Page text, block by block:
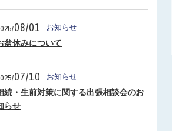
記事
記事
08/01 お知らせ
盆休みについて
07/10 お知らせ
続・生前対策に関する出張相談会のお
らせ